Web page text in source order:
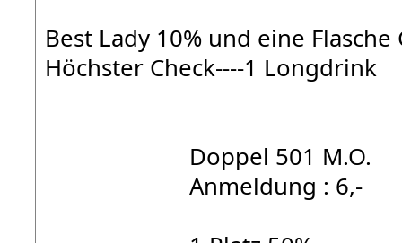
Best Lady 10% und eine
Höchster Check----1 Longdrink
Doppel 501 M.O.
Anmeldung : 6,-